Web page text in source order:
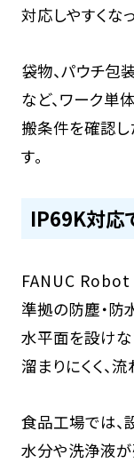
対応しやすくな
袋物、パウチ包
など、ワーク単
搬条件を確認
す。
IP69K対応
FANUC
準拠の防塵・防
水平面を設けな
溜まりにくく、
食品工場では、
水分や洗浄液が